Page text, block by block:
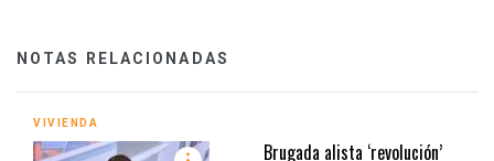
NOTAS RELACIONADAS
VIVIENDA
Brugada alista ‘revolución’